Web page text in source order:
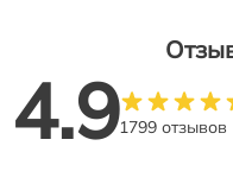
4.91799 отзывов